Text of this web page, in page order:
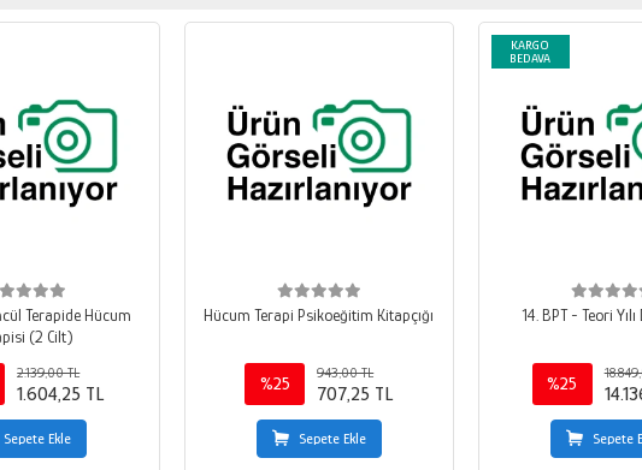
Terapide Hücum
(2 Cilt)
2.139,00 TL
1.604,25 TL
Sepete Ekle
Hücum Terapi Psikoeğitim Kitapçığı
%25
943,00 TL
707,25 TL
Sepete Ekle
KARGO
BEDAVA
14. BPT - Teori
%25
Sepete